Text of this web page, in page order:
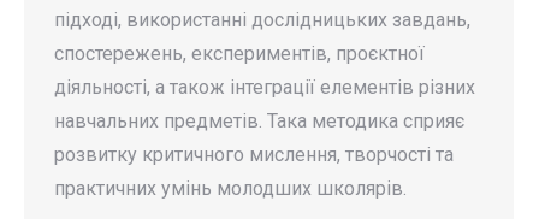
підході, використанні дослідницьких завдань,
спостережень, експериментів, проєктної
діяльності, а також інтеграції елементів різних
навчальних предметів. Така методика сприяє
розвитку критичного мислення, творчості та
практичних умінь молодших школярів.